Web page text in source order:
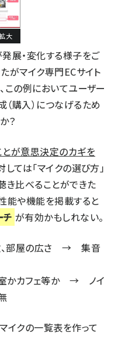
展・変化する様子をご
がマイク専門ECサイト
この例においてユーザー
購入）につなげるため
？
が意思決定のカギを
ては「マイクの選び方」
き比べることができた
能や機能を掲載すると
チ が有効かもしれない。
、部屋の広さ → 集音
室かカフェ等か → ノイ
イクの一覧表を作って